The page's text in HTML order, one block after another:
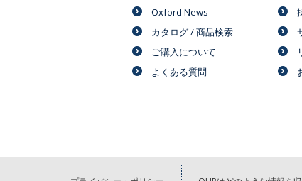
Oxford News
カタログ / 商品検索
ご購入について
よくある質問